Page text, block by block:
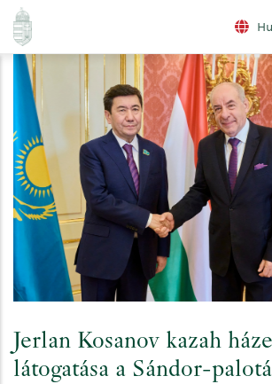
Ugrás
tartalomra
Jerlan Kosanov kazah
látogatása a Sándor-